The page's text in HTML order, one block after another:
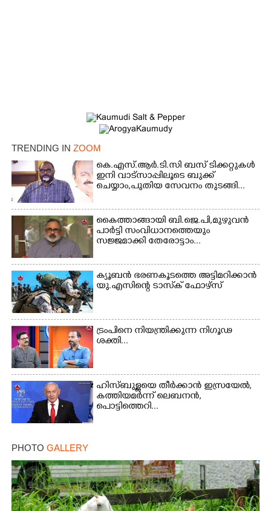
TRENDING IN ZOOM
കെ.എസ്.ആർ.ടി.സി ബസ് ടിക്കറ്റുകൾ
ഇനി വാട്സാപ്പിലൂടെ ബുക്ക്
ചെയ്യാം,പുതിയ സേവനം തുടങ്ങി...
കൈത്താങ്ങായി ബി.ജെ.പി,മുഴുവൻ
പാർട്ടി സംവിധാനത്തെയും
സജ്ജമാക്കി തേരോട്ടാം...
ക്യൂബൻ ഭരണകൂടത്തെ അട്ടിമറിക്കാൻ
യു.എസിന്റെ ടാസ്‌ക് ഫോഴ്സ്
ട്രംപിനെ നിയന്ത്രിക്കുന്ന നിഗൂഢ
ശക്തി...
ഹിസ്ബുള്ളയെ തീർക്കാൻ ഇസ്രയേൽ,
കത്തിയമർന്ന് ലെബനൻ,
പൊട്ടിത്തെറി...
PHOTO GALLERY
×
Share this link